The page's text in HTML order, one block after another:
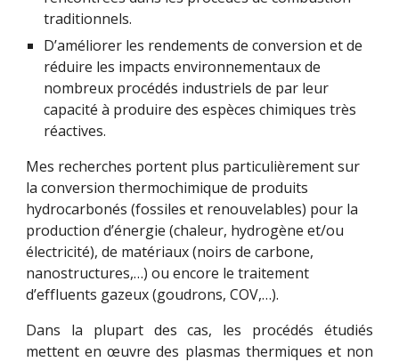
traditionnels.
D’améliorer les rendements de conversion et de
réduire les impacts environnementaux de
nombreux procédés industriels de par leur
capacité à produire des espèces chimiques très
réactives.
Mes recherches portent plus particulièrement sur
la conversion thermochimique de produits
hydrocarbonés (fossiles et renouvelables) pour la
production d’énergie (chaleur, hydrogène et/ou
électricité), de matériaux (noirs de carbone,
nanostructures,…) ou encore le traitement
d’effluents gazeux (goudrons, COV,…).
Dans la plupart des cas, les procédés étudiés
mettent en œuvre des plasmas thermiques et non